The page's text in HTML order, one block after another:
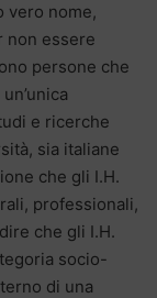
vero nome,
non essere
persone che
e ricerche
sia italiane
che gli I.H.
professionali,
che gli I.H.
socio-
di una